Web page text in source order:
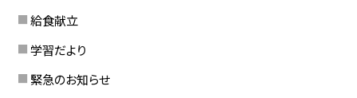
給食献立
学習だより
緊急のお知らせ